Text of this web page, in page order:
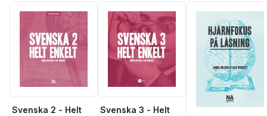
Svenska 2 - Helt
Svenska 3 - Helt